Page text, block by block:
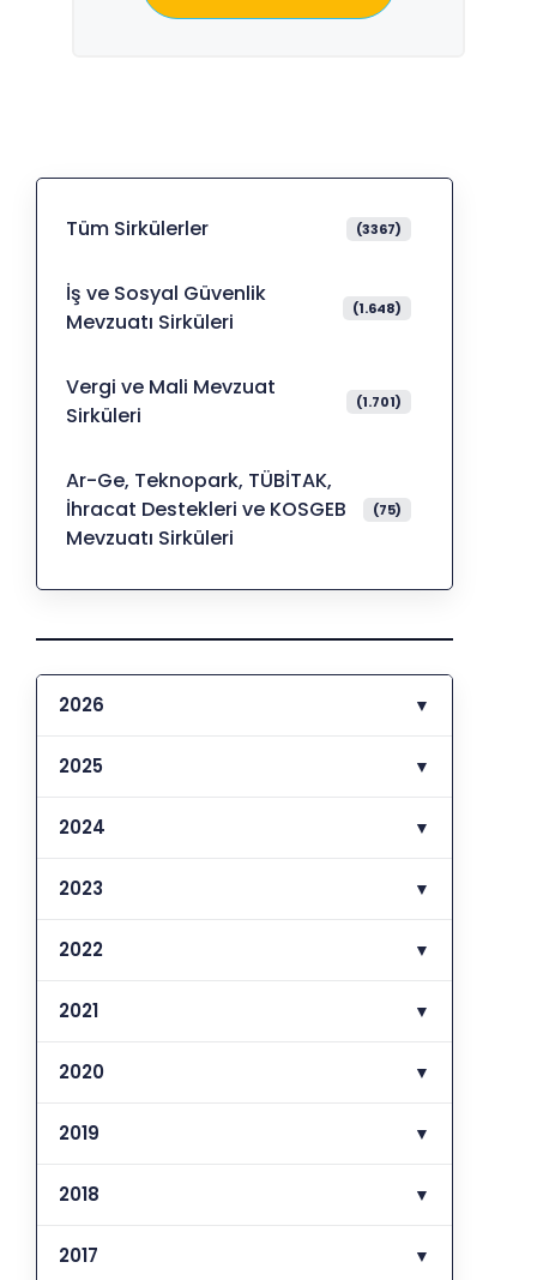
Tüm Sirkülerler (3367)
İş ve Sosyal Güvenlik
Mevzuatı Sirküleri
(1.648)
Vergi ve Mali Mevzuat
Sirküleri
(1.701)
Ar-Ge, Teknopark, TÜBİTAK,
İhracat Destekleri ve KOSGEB
Mevzuatı Sirküleri
(75)
2026 ▼
2025 ▼
2024 ▼
2023 ▼
2022 ▼
2021 ▼
2020 ▼
2019 ▼
2018 ▼
2017 ▼